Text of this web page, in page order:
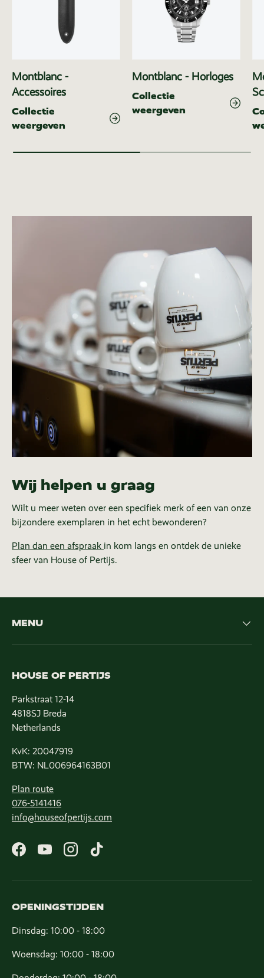
Montblanc -
Accessoires
Collectie
weergeven
Montblanc - Horloges
Collectie
weergeven
Wij helpen u graag
Wilt u meer weten over een specifiek merk of een van onze
bijzondere exemplaren in het echt bewonderen?
Plan dan een afspraak in kom langs en ontdek de unieke
sfeer van House of Pertijs.
MENU
HOUSE OF PERTIJS
Parkstraat 12-14
4818SJ Breda
Netherlands
KvK: 20047919
BTW: NL006964163B01
Plan route
076-5141416
info@houseofpertijs.com
Facebook
YouTubeInstagram
TikTok
OPENINGSTIJDEN
Dinsdag: 10:00 - 18:00
Woensdag: 10:00 - 18:00